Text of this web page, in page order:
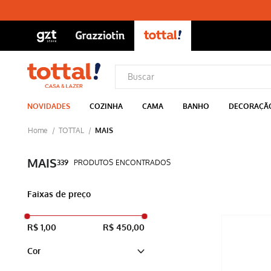
NOVIDADES COZINHA CAMA BANHO
TOTTAL MAIS
MAIS339 PRODUTOS
Cor
Faixas de preço
R$ 1,00 R$ 450,00